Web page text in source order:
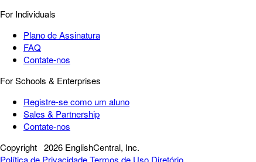
For Individuals
Plano de Assinatura
FAQ
Contate-nos
For Schools & Enterprises
Registre-se como um aluno
Sales & Partnership
Contate-nos
Copyright 2026 EnglishCentral, Inc.